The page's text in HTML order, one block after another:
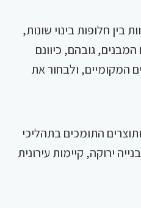
חלופות בינוי שונות,
גובהם, כיוונם
המקומיים, ולבחור את
התומכים בתהליכי
ירוקה, קיימות עירונית